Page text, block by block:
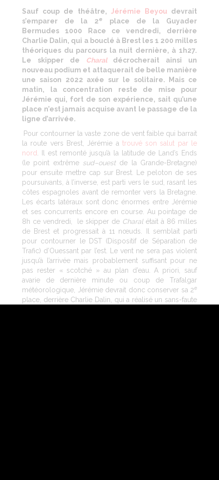
Sauf coup de théâtre, Jérémie Beyoudevrait
s’emparer de la 2e
place de la Guyader
Bermudes 1000 Race ce vendredi, derrière
Charlie Dalin, qui a bouclé à Brest les 1 200 milles
théoriques du parcours la nuit dernière, à 1h27.
Le skipper de Charaldécrocherait ainsi un
nouveau podium et attaquerait de belle manière
une saison 2022 axée sur le solitaire. Mais ce
matin, la concentration reste de mise pour
Jérémie qui, fort de son expérience, sait qu’une
place n’est jamais acquise avant le passage de la
ligne d’arrivée.
Pour contourner la vaste zone de vent faible qui barrait
la route vers Brest, Jérémie a trouvé son salut par le
nord. Il est remonté jusqu’à la latitude de Land’s Ends
(le point extrême sud–ouest de la Grande-Bretagne)
pour ensuite mettre cap sur Brest. Le peloton de ses
poursuivants, à l’inverse, est parti vers le sud, rasant les
côtes espagnoles avant de remonter vers la Bretagne.
Les écarts latéraux sont donc énormes entre Jérémie
et ses concurrents encore en course. Au pointage de
8h ce vendredi, le skipper de Charalétait à 86 milles
de Brest et progressait à 11 nœuds. Il semblait parti
pour contourner le DST (Dispositif de Séparation de
Trafic) d’Ouessant par l’est. Le vent ne sera pas violent
jusqu’à l’arrivée mais probablement suffisant pour ne
pas rester « scotché » au plan d’eau. A priori, sauf
avarie de dernière minute ou coup de Trafalgar
météorologique, Jérémie devrait donc conserver sa 2e
place, derrière Charlie Dalin, qui a réalisé un sans-faute